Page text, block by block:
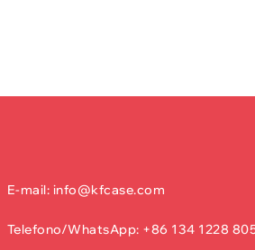
E-mail: info@kfcase.com
Telefono/WhatsApp: +86 134 1228